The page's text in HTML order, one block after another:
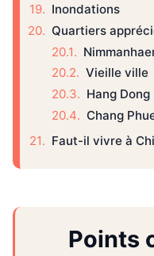
Inondations
Quartiers
Vieille ville
Hang Dong
Chang
Faut-il vivre à
Points